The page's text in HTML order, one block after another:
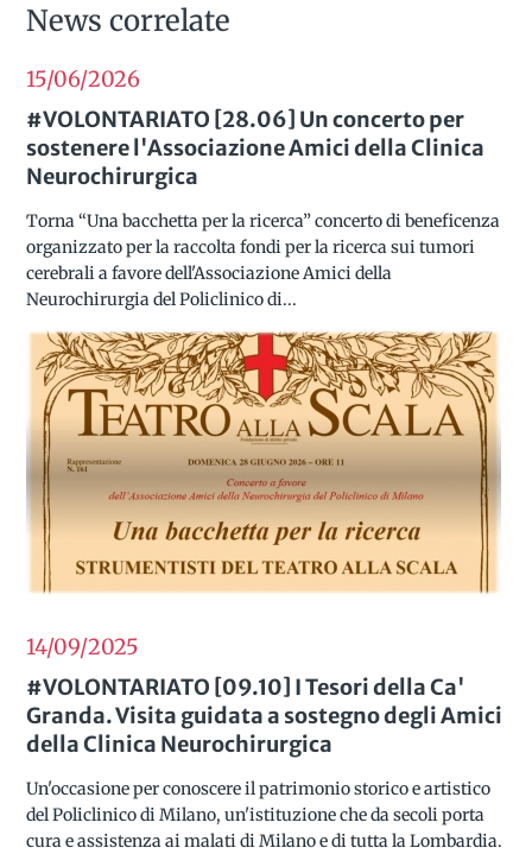
News correlate
15/062026
#VOLONTARIATO [28.06] Un concerto per
sostenere l'Associazione Amici della Clinica
Neurochirurgica
Torna “Una bacchetta per la ricerca” concerto di beneficenza
organizzato per la raccolta fondi per la ricerca sui tumori
cerebrali a favore dell'Associazione Amici della
Neurochirurgia del Policlinico di...
14/092025
#VOLONTARIATO [09.10] I Tesori della Ca'
Granda. Visita guidata a sostegno degli Amici
della Clinica Neurochirurgica
Un'occasione per conoscere il patrimonio storico e artistico
del Policlinico di Milano, un'istituzione che da secoli porta
cura e assistenza ai malati di Milano e di tutta la Lombardia.